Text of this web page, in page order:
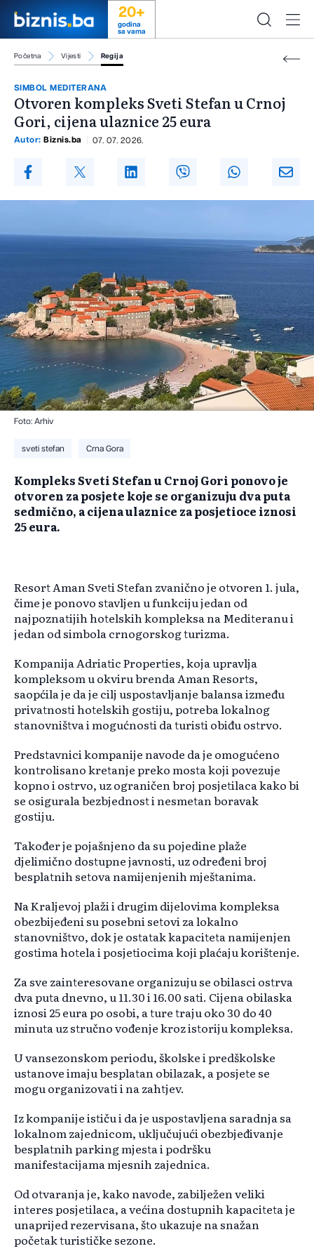
20+
godina
sa vama
Početna Vijesti Regija
SIMBOL MEDITERANA
Otvoren kompleks Sveti Stefan u Crnoj
Gori, cijena ulaznice 25 eura
Autor: Biznis.ba 07. 07. 2026.
Foto: Arhiv
sveti stefan Crna Gora
Kompleks Sveti Stefan u Crnoj Gori ponovo je
otvoren za posjete koje se organizuju dva puta
sedmično, a cijena ulaznice za posjetioce iznosi
25 eura.
Resort Aman Sveti Stefan zvanično je otvoren 1. jula,
čime je ponovo stavljen u funkciju jedan od
najpoznatijih hotelskih kompleksa na Mediteranu i
jedan od simbola crnogorskog turizma.
Kompanija Adriatic Properties, koja upravlja
kompleksom u okviru brenda Aman Resorts,
saopćila je da je cilj uspostavljanje balansa između
privatnosti hotelskih gostiju, potreba lokalnog
stanovništva i mogućnosti da turisti obiđu ostrvo.
Predstavnici kompanije navode da je omogućeno
kontrolisano kretanje preko mosta koji povezuje
kopno i ostrvo, uz ograničen broj posjetilaca kako bi
se osigurala bezbjednost i nesmetan boravak
gostiju.
Također je pojašnjeno da su pojedine plaže
djelimično dostupne javnosti, uz određeni broj
besplatnih setova namijenjenih mještanima.
Na Kraljevoj plaži i drugim dijelovima kompleksa
obezbijeđeni su posebni setovi za lokalno
stanovništvo, dok je ostatak kapaciteta namijenjen
gostima hotela i posjetiocima koji plaćaju korištenje.
Za sve zainteresovane organizuju se obilasci ostrva
dva puta dnevno, u 11.30 i 16.00 sati. Cijena obilaska
iznosi 25 eura po osobi, a ture traju oko 30 do 40
minuta uz stručno vođenje kroz istoriju kompleksa.
U vansezonskom periodu, školske i predškolske
ustanove imaju besplatan obilazak, a posjete se
mogu organizovati i na zahtjev.
Iz kompanije ističu i da je uspostavljena saradnja sa
lokalnom zajednicom, uključujući obezbjeđivanje
besplatnih parking mjesta i podršku
manifestacijama mjesnih zajednica.
Od otvaranja je, kako navode, zabilježen veliki
interes posjetilaca, a većina dostupnih kapaciteta je
unaprijed rezervisana, što ukazuje na snažan
početak turističke sezone.